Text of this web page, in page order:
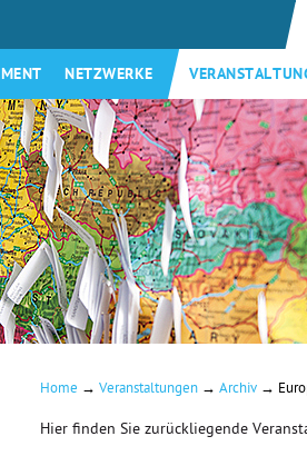
NETZWERKE
Home → Veranstaltungen → Archiv →
Hier finden Sie zurückliegende